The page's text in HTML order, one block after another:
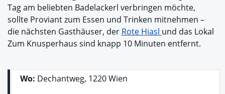
Tag am beliebten Badelackerl verbringen möchte,
sollte Proviant zum Essen und Trinken mitnehmen –
die nächsten Gasthäuser, der Rote Hiasl und das Lokal
Zum Knusperhaus sind knapp 10 Minuten entfernt.
Wo: Dechantweg, 1220 Wien